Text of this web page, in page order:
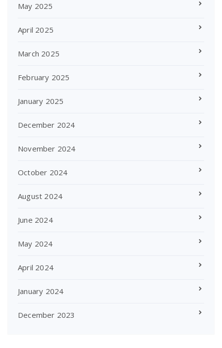
May 2025
April 2025
March 2025
February 2025
January 2025
December 2024
November 2024
October 2024
August 2024
June 2024
May 2024
April 2024
January 2024
December 2023